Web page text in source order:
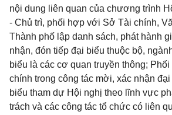
nội dung liên quan của chương trình
- Chủ trì, phối hợp với Sở Tài chính,
Thành phố lập danh sách, phát hành
nhận, đón tiếp đại biểu thuộc bộ,
biểu là các cơ quan truyền thông;
chính trong công tác mời, xác nhận
biểu tham dự Hội nghị theo lĩnh vực
trách và các công tác tổ chức có liên